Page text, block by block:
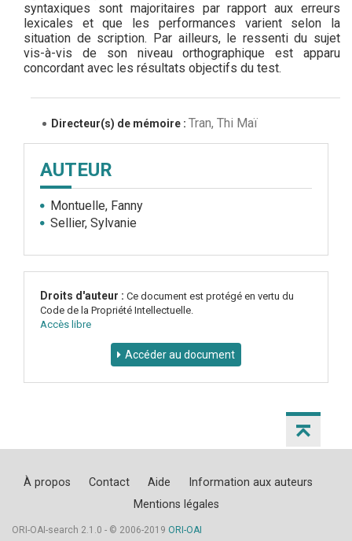
syntaxiques sont majoritaires par rapport aux erreurs
lexicales et que les performances varient selon la
situation de scription. Par ailleurs, le ressenti du sujet
vis-à-vis de son niveau orthographique est apparu
concordant avec les résultats objectifs du test.
Directeur(s) de mémoire : Tran, Thi Maï
AUTEUR
Montuelle, Fanny
Sellier, Sylvanie
Droits d'auteur : Ce document est protégé en vertu du
Code de la Propriété Intellectuelle.
Accès libre
Accéder au document
À propos Contact Aide
Information aux auteurs
Mentions légales
ORI-OAI-search 2.1.0 - © 2006-2019 ORI-OAI